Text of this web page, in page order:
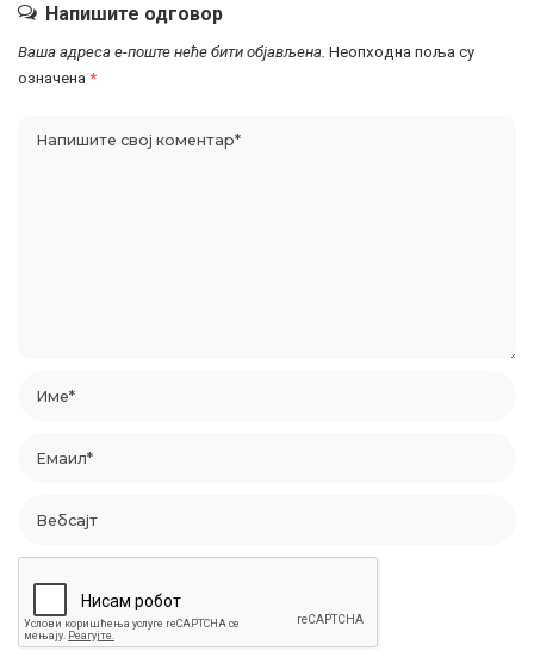
Напишите одговор
Ваша адреса е-поште неће бити објављена. Неопходна поља су
означена *